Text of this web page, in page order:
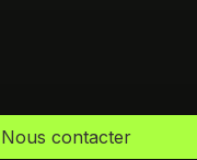
Nous contacter